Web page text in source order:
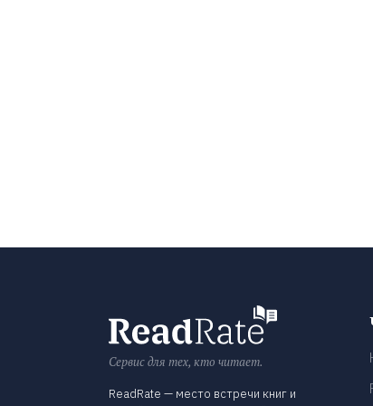
Сервис для тех, кто читает.
ReadRate — место встречи книг и